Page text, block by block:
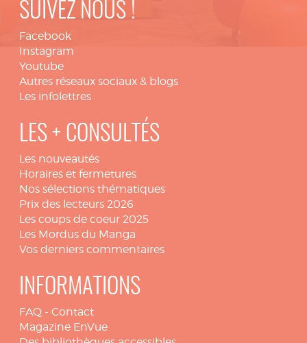
SUIVEZ NOUS !
Facebook
Instagram
Youtube
Autres réseaux sociaux & blogs
Les infolettres
LES + CONSULTÉS
Les nouveautés
Horaires et fermetures
Nos sélections thématiques
Prix des lecteurs 2026
Les coups de coeur 2025
Les Mordus du Manga
Vos derniers commentaires
INFORMATIONS
FAQ - Contact
Magazine EnVue